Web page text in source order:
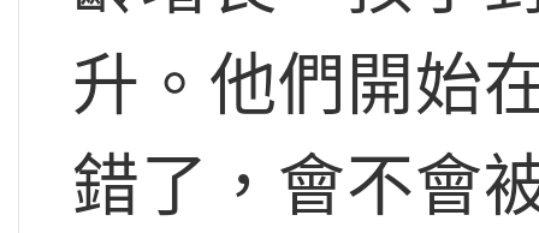
升。他們開始
錯了，會不會